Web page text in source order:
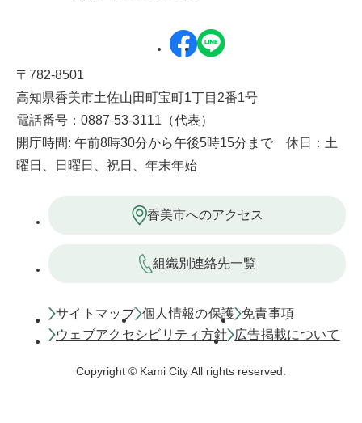
〒782-8501
高知県香美市土佐山田町宝町1丁目2番1号
電話番号：0887-53-3111（代表）
開庁時間: 午前8時30分から午後5時15分まで 休日：土
曜日、日曜日、祝日、年末年始
香美市へのアクセス
組織別連絡先一覧
サイトマップ 個人情報の保護
免責事項
ウェブアクセシビリティ方針 広告掲載について
Copyright © Kami City All rights reserved.